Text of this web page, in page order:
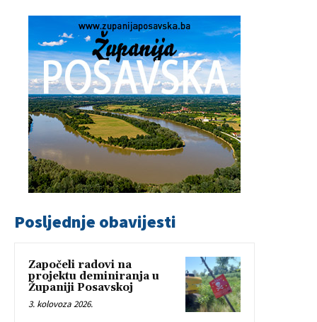
Posljednje obavijesti
Započeli radovi na
projektu deminiranja u
Županiji Posavskoj
3. kolovoza 2026.